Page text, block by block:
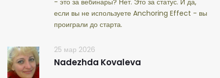
- это за вебинары? Нет. Это за статус. И да,
если вы не используете Anchoring Effect - вы
проиграли до старта.
25 мар 2026
Nadezhda Kovaleva